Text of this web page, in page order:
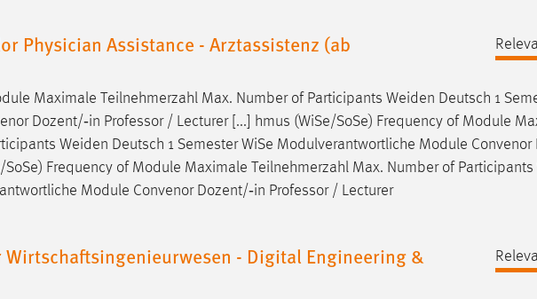
Physician Assistance - Arztassistenz (ab
Maximale Teilnehmerzahl Max. Number of Participants Weiden Deutsch 1
Dozent/‐in Professor / Lecturer [...] hmus (WiSe/SoSe) Frequency of Module
Weiden Deutsch 1 Semester WiSe Modulverantwortliche Module Convenor
SoSe) Frequency of Module Maximale Teilnehmerzahl Max. Number of Participants
Module Convenor Dozent/‐in Professor / Lecturer
- Digital Engineering &
chat-frame-style-
chat-frame-